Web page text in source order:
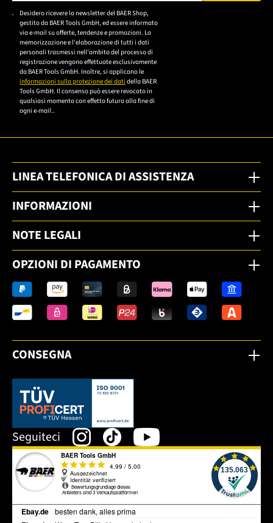
Bitte geben Sie eine gültige E-Mail-Adresse ein.
Desidero ricevere la newsletter del BAER Shop,
gestito da BAER Tools GmbH, ed essere informato
via e-mail su offerte, tendenze e promozioni. La
memorizzazione e l'elaborazione di tutti i dati
personali trasmessi nell'ambito del processo di
registrazione vengono effettuate esclusivamente
da BAER Tools GmbH. Inoltre, si applicano le
informazioni sulla protezione dei dati della BAER
Tools GmbH. Il consenso può essere revocato in
qualsiasi momento con effetto futuro alla fine di
ogni e-mail..
LINEA TELEFONICA DI ASSISTENZA
INFORMAZIONI
NOTE LEGALI
OPZIONI DI PAGAMENTO
CONSEGNA
Dieser Link öffnet sich in einem neuen Tab.
Seguiteci